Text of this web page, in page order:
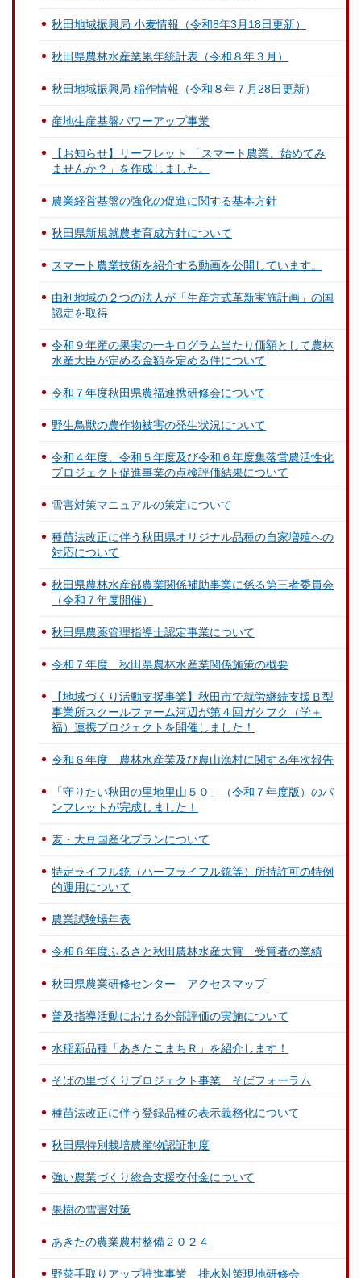
秋田地域振興局 小麦情報（令和8年3月18日更新）
秋田県農林水産業累年統計表（令和８年３月）
秋田地域振興局 稲作情報（令和８年７月28日更新）
産地生産基盤パワーアップ事業
【お知らせ】リーフレット 「スマート農業、始めてみ
ませんか？」を作成しました。
農業経営基盤の強化の促進に関する基本方針
秋田県新規就農者育成方針について
スマート農業技術を紹介する動画を公開しています。
由利地域の２つの法人が「生産方式革新実施計画」の国
認定を取得
令和９年産の果実の一キログラム当たり価額として農林
水産大臣が定める金額を定める件について
令和７年度秋田県農福連携研修会について
野生鳥獣の農作物被害の発生状況について
令和４年度、令和５年度及び令和６年度集落営農活性化
プロジェクト促進事業の点検評価結果について
雪害対策マニュアルの策定について
種苗法改正に伴う秋田県オリジナル品種の自家増殖への
対応について
秋田県農林水産部農業関係補助事業に係る第三者委員会
（令和７年度開催）
秋田県農薬管理指導士認定事業について
令和７年度 秋田県農林水産業関係施策の概要
【地域づくり活動支援事業】秋田市で就労継続支援Ｂ型
事業所スクールファーム河辺が第４回ガクフク（学＋
福）連携プロジェクトを開催しました！
令和６年度 農林水産業及び農山漁村に関する年次報告
「守りたい秋田の里地里山５０」（令和７年度版）のパ
ンフレットが完成しました！
麦・大豆国産化プランについて
特定ライフル銃（ハーフライフル銃等）所持許可の特例
的運用について
農業試験場年表
令和６年度ふるさと秋田農林水産大賞 受賞者の業績
秋田県農業研修センター アクセスマップ
普及指導活動における外部評価の実施について
水稲新品種「あきたこまちＲ」を紹介します！
そばの里づくりプロジェクト事業 そばフォーラム
種苗法改正に伴う登録品種の表示義務化について
秋田県特別栽培農産物認証制度
強い農業づくり総合支援交付金について
果樹の雪害対策
あきたの農業農村整備２０２４
野菜手取りアップ推進事業 排水対策現地研修会